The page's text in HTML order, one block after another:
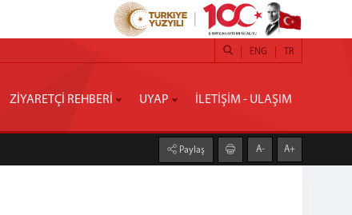
TR
ENG
ZİYARETÇİ REHBERİ UYAP İLETİŞİM - ULAŞIM
Paylaş A- A+